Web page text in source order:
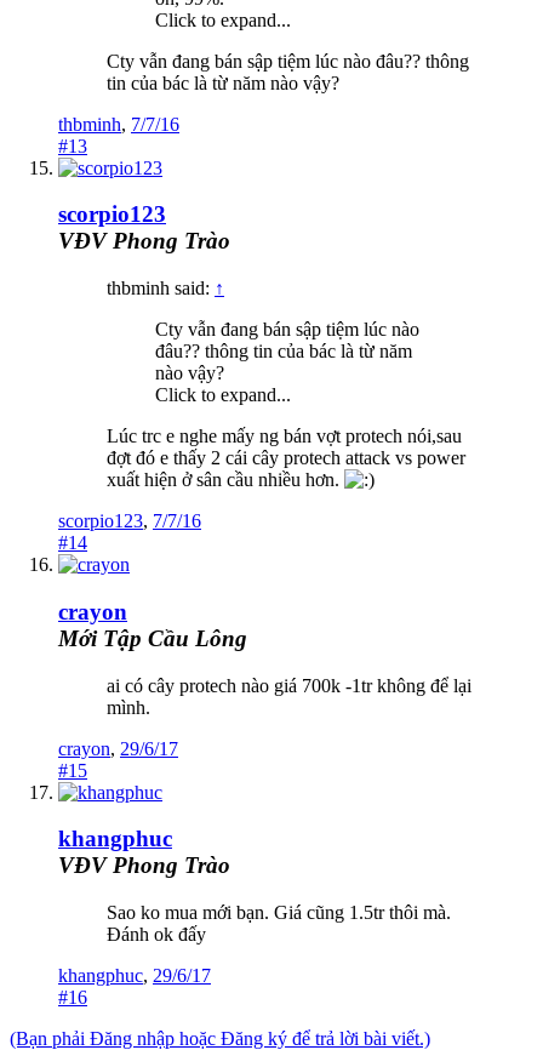
Click to expand...
Cty vẫn đang bán sập tiệm lúc nào đâu?? thông
tin của bác là từ năm nào vậy?
thbminh, 7/7/16
#13
scorpio123
VĐV Phong Trào
thbminh said: ↑
Cty vẫn đang bán sập tiệm lúc nào
đâu?? thông tin của bác là từ năm
nào vậy?
Click to expand...
Lúc trc e nghe mấy ng bán vợt protech nói,sau
đợt đó e thấy 2 cái cây protech attack vs power
xuất hiện ở sân cầu nhiều hơn.
scorpio123, 7/7/16
#14
crayon
Mới Tập Cầu Lông
ai có cây protech nào giá 700k -1tr không để lại
mình.
crayon, 29/6/17
#15
khangphuc
VĐV Phong Trào
Sao ko mua mới bạn. Giá cũng 1.5tr thôi mà.
Đánh ok đấy
khangphuc, 29/6/17
#16
(Bạn phải Đăng nhập hoặc Đăng ký để trả lời bài viết.)